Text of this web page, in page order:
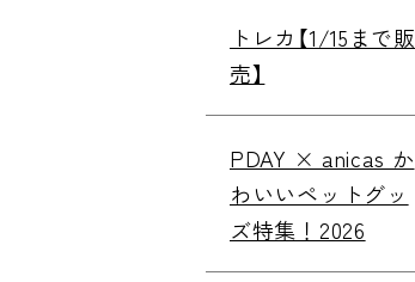
トレカ【1/15まで販
売】
PDAY × anicas か
わいいペットグッ
ズ特集！2026